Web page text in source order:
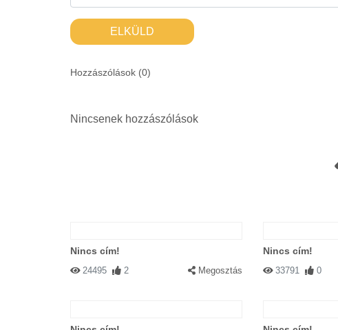
ELKÜLD
Hozzászólások (0)
Nincsenek hozzászólások
Nincs cím!
24495 2 Megosztás
Nincs cím!
33791 0